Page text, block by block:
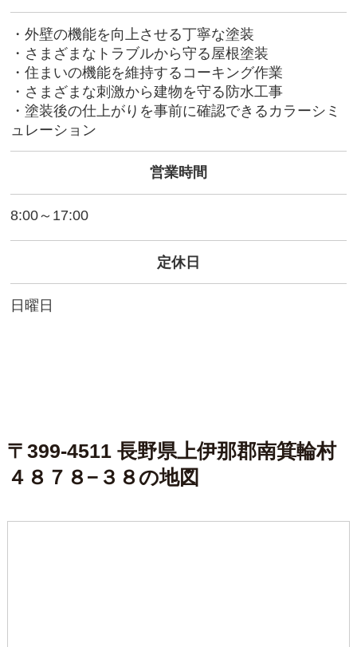
・外壁の機能を向上させる丁寧な塗装
・さまざまなトラブルから守る屋根塗装
・住まいの機能を維持するコーキング作業
・さまざまな刺激から建物を守る防水工事
・塗装後の仕上がりを事前に確認できるカラーシミ
ュレーション
営業時間
8:00～17:00
定休日
日曜日
〒399-4511 長野県上伊那郡南箕輪村
４８７８−３８の地図